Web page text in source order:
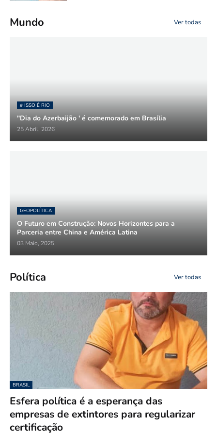
Mundo Ver todas
# ISSO É RIO
"Dia do Azerbaijão ' é comemorado em Brasília
25 Abril, 2026
GEOPOLÍTICA
O Futuro em Construção: Novos Horizontes para a
Parceria entre China e América Latina
03 Maio, 2025
Política Ver todas
BRASIL
Esfera política é a esperança das
empresas de extintores para regularizar
certificação